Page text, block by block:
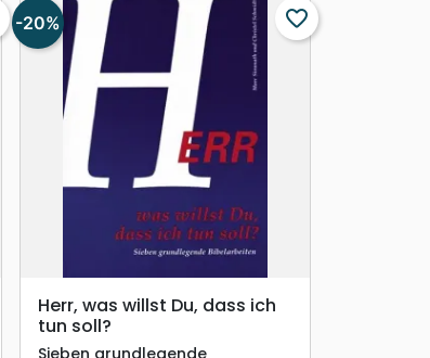
search APERÇU RAPIDE
-20% favorite_border
Herr, was willst Du, dass ich
tun soll?
Sieben grundlegende